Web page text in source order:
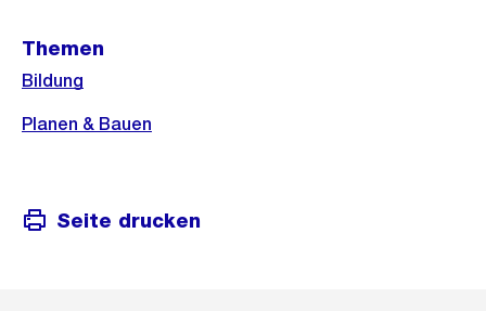
Informationen
Themen
Bildung
Planen & Bauen
Seite drucken